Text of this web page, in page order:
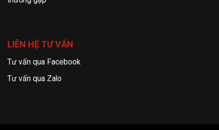
LIÊN HỆ TƯ VẤN
Tư vấn qua Facebook
Tư vấn qua Zalo